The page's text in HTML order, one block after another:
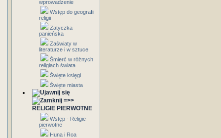
wprowadzenie
Wstęp do geografii
religii
Zatyczka
panieńska
Zaświaty w
literaturze i w sztuce
Śmierć w różnych
religiach świata
Święte księgi
Święte miasta
=>>
RELIGIE PIERWOTNE
Wstęp - Religie
pierwotne
Huna i Roa